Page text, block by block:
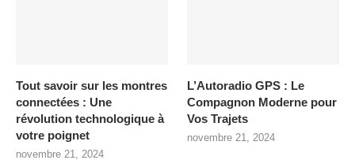
Tout savoir sur les montres
connectées : Une
révolution technologique à
votre poignet
novembre 21, 2024
L’Autoradio GPS : Le
Compagnon Moderne pour
Vos Trajets
novembre 21, 2024